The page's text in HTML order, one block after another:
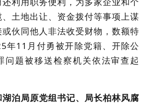
、土地出让、资金拨付等事项上谋
伙同他人非法收受财物，数额特
年11月付勇被开除党籍、开除公
问题被移送检察机关依法审查起
泊局原党组书记、局长柏林风腐